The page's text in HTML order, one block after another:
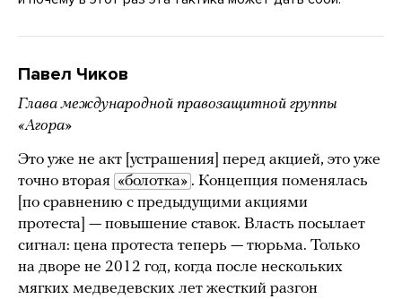
Павел Чиков
Глава международной правозащитной группы
«Агора»
Это уже не акт [устрашения] перед акцией, это уже
точно вторая «болотка» . Концепция поменялась
[по сравнению с предыдущими акциями
протеста] — повышение ставок. Власть посылает
сигнал: цена протеста теперь — тюрьма. Только
на дворе не 2012 год, когда после нескольких
мягких медведевских лет жесткий разгон